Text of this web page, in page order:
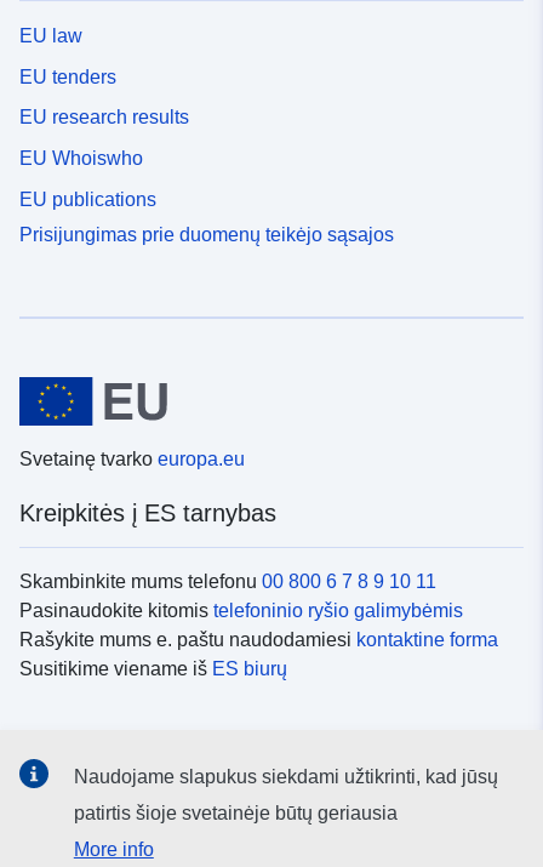
EU law
EU tenders
EU research results
EU Whoiswho
EU publications
Prisijungimas prie duomenų teikėjo sąsajos
Svetainę tvarko europa.eu
Kreipkitės į ES tarnybas
Skambinkite mums telefonu 00 800 6 7 8 9 10 11
Pasinaudokite kitomis telefoninio ryšio galimybėmis
Rašykite mums e. paštu naudodamiesi kontaktine forma
Susitikime viename iš ES biurų
socialinių tinklų kanalai
Naudojame slapukus siekdami užtikrinti, kad jūsų
patirtis šioje svetainėje būtų geriausia
More info